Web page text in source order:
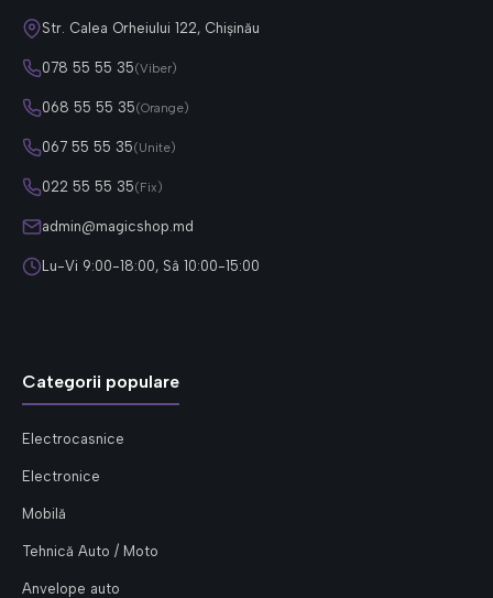
Str. Calea Orheiului 122, Chișinău
078 55 55 35(Viber)
068 55 55 35(Orange)
067 55 55 35(Unite)
022 55 55 35(Fix)
admin@magicshop.md
Lu-Vi 9:00-18:00, Sâ 10:00-15:00
Categorii populare
Electrocasnice
Electronice
Mobilă
Tehnică Auto / Moto
Anvelope auto